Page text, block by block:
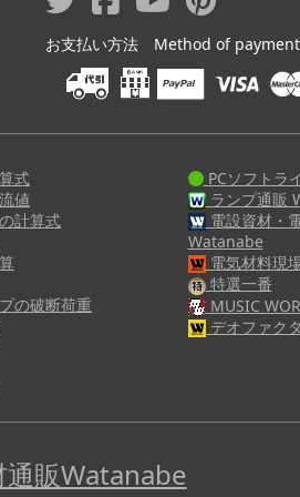
お支払い方法 Method of payment
式
値
計算式
の破断荷重
PCソフトラ
ランプ通販
電設資材・
Watanabe
電気材料現
特選一番
MUSIC
デオファク
販Watanabe